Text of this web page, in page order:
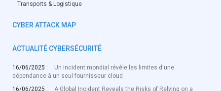
Transports & Logistique
CYBER ATTACK MAP
ACTUALITÉ CYBERSÉCURITÉ
16/06/2025 :
Un incident mondial révèle les limites d'une
dépendance à un seul fournisseur cloud
16/06/2025 :
A Global Incident Reveals the Risks of Relying on a